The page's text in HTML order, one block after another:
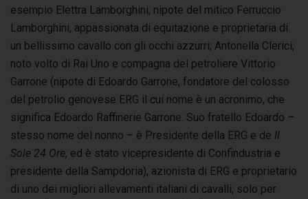
esempio Elettra Lamborghini, nipote del mitico Ferruccio
Lamborghini, appassionata di equitazione e proprietaria di
un bellissimo cavallo con gli occhi azzurri; Antonella Clerici,
noto volto di Rai Uno e compagna del petroliere Vittorio
Garrone (nipote di Edoardo Garrone, fondatore del colosso
del petrolio genovese ERG il cui nome è un acronimo, che
significa Edoardo Raffinerie Garrone. Suo fratello Edoardo –
stesso nome del nonno – è Presidente della ERG e de Il
Sole 24 Ore, ed è stato vicepresidente di Confindustria e
presidente della Sampdoria), azionista di ERG e proprietario
di uno dei migliori allevamenti italiani di cavalli, solo per